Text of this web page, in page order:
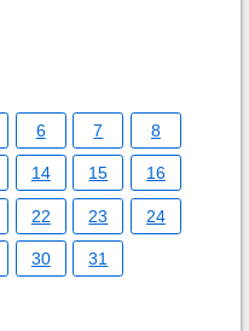
6 7 8
14 15 16
22 23 24
30 31